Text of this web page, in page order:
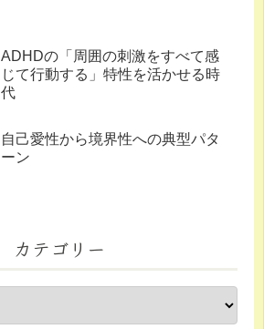
ADHDの「周囲の刺激をすべて感
じて行動する」特性を活かせる時
代
自己愛性から境界性への典型パタ
ーン
カテゴリー